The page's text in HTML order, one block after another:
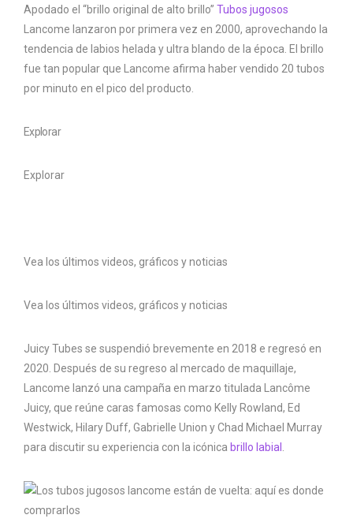
Apodado el “brillo original de alto brillo” Tubos jugosos
Lancome lanzaron por primera vez en 2000, aprovechando la
tendencia de labios helada y ultra blando de la época. El brillo
fue tan popular que Lancome afirma haber vendido 20 tubos
por minuto en el pico del producto.
Explorar
Explorar
Vea los últimos videos, gráficos y noticias
Vea los últimos videos, gráficos y noticias
Juicy Tubes se suspendió brevemente en 2018 e regresó en
2020. Después de su regreso al mercado de maquillaje,
Lancome lanzó una campaña en marzo titulada Lancôme
Juicy, que reúne caras famosas como Kelly Rowland, Ed
Westwick, Hilary Duff, Gabrielle Union y Chad Michael Murray
para discutir su experiencia con la icónica brillo labial .